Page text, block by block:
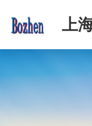
上